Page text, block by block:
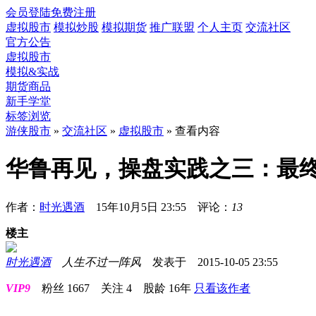
会员登陆免费注册
虚拟股市 模拟炒股 模拟期货 推广联盟 个人主页 交流社区
官方公告
虚拟股市
模拟&实战
期货商品
新手学堂
标签浏览
游侠股市 » 交流社区 » 虚拟股市 » 查看内容
华鲁再见，操盘实践之三：最
作者： 时光遇酒 15年10月5日 23:55 评论： 13
楼主
时光遇酒 人生不过一阵风 发表于 2015-10-05 23:55
VIP9 粉丝 1667 关注 4 股龄 16年 只看该作者